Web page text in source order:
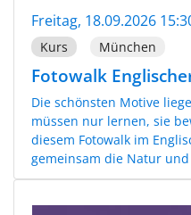
Freitag, 18.09.2026
Kurs München
Fotowalk
Die schönsten Motive
müssen nur lernen, sie
diesem Fotowalk im
gemeinsam die Natur